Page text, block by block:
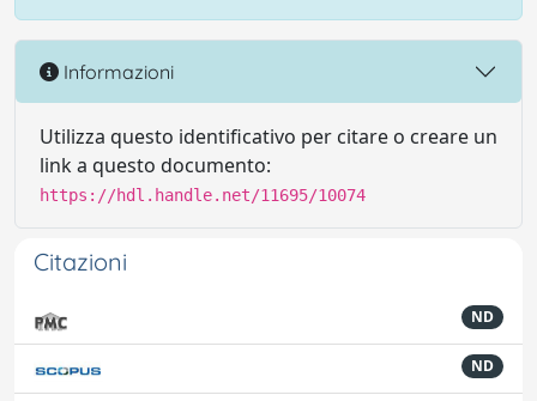
Informazioni
Utilizza questo identificativo per citare o creare un
link a questo documento:
https://hdl.handle.net/11695/10074
Citazioni
ND
ND